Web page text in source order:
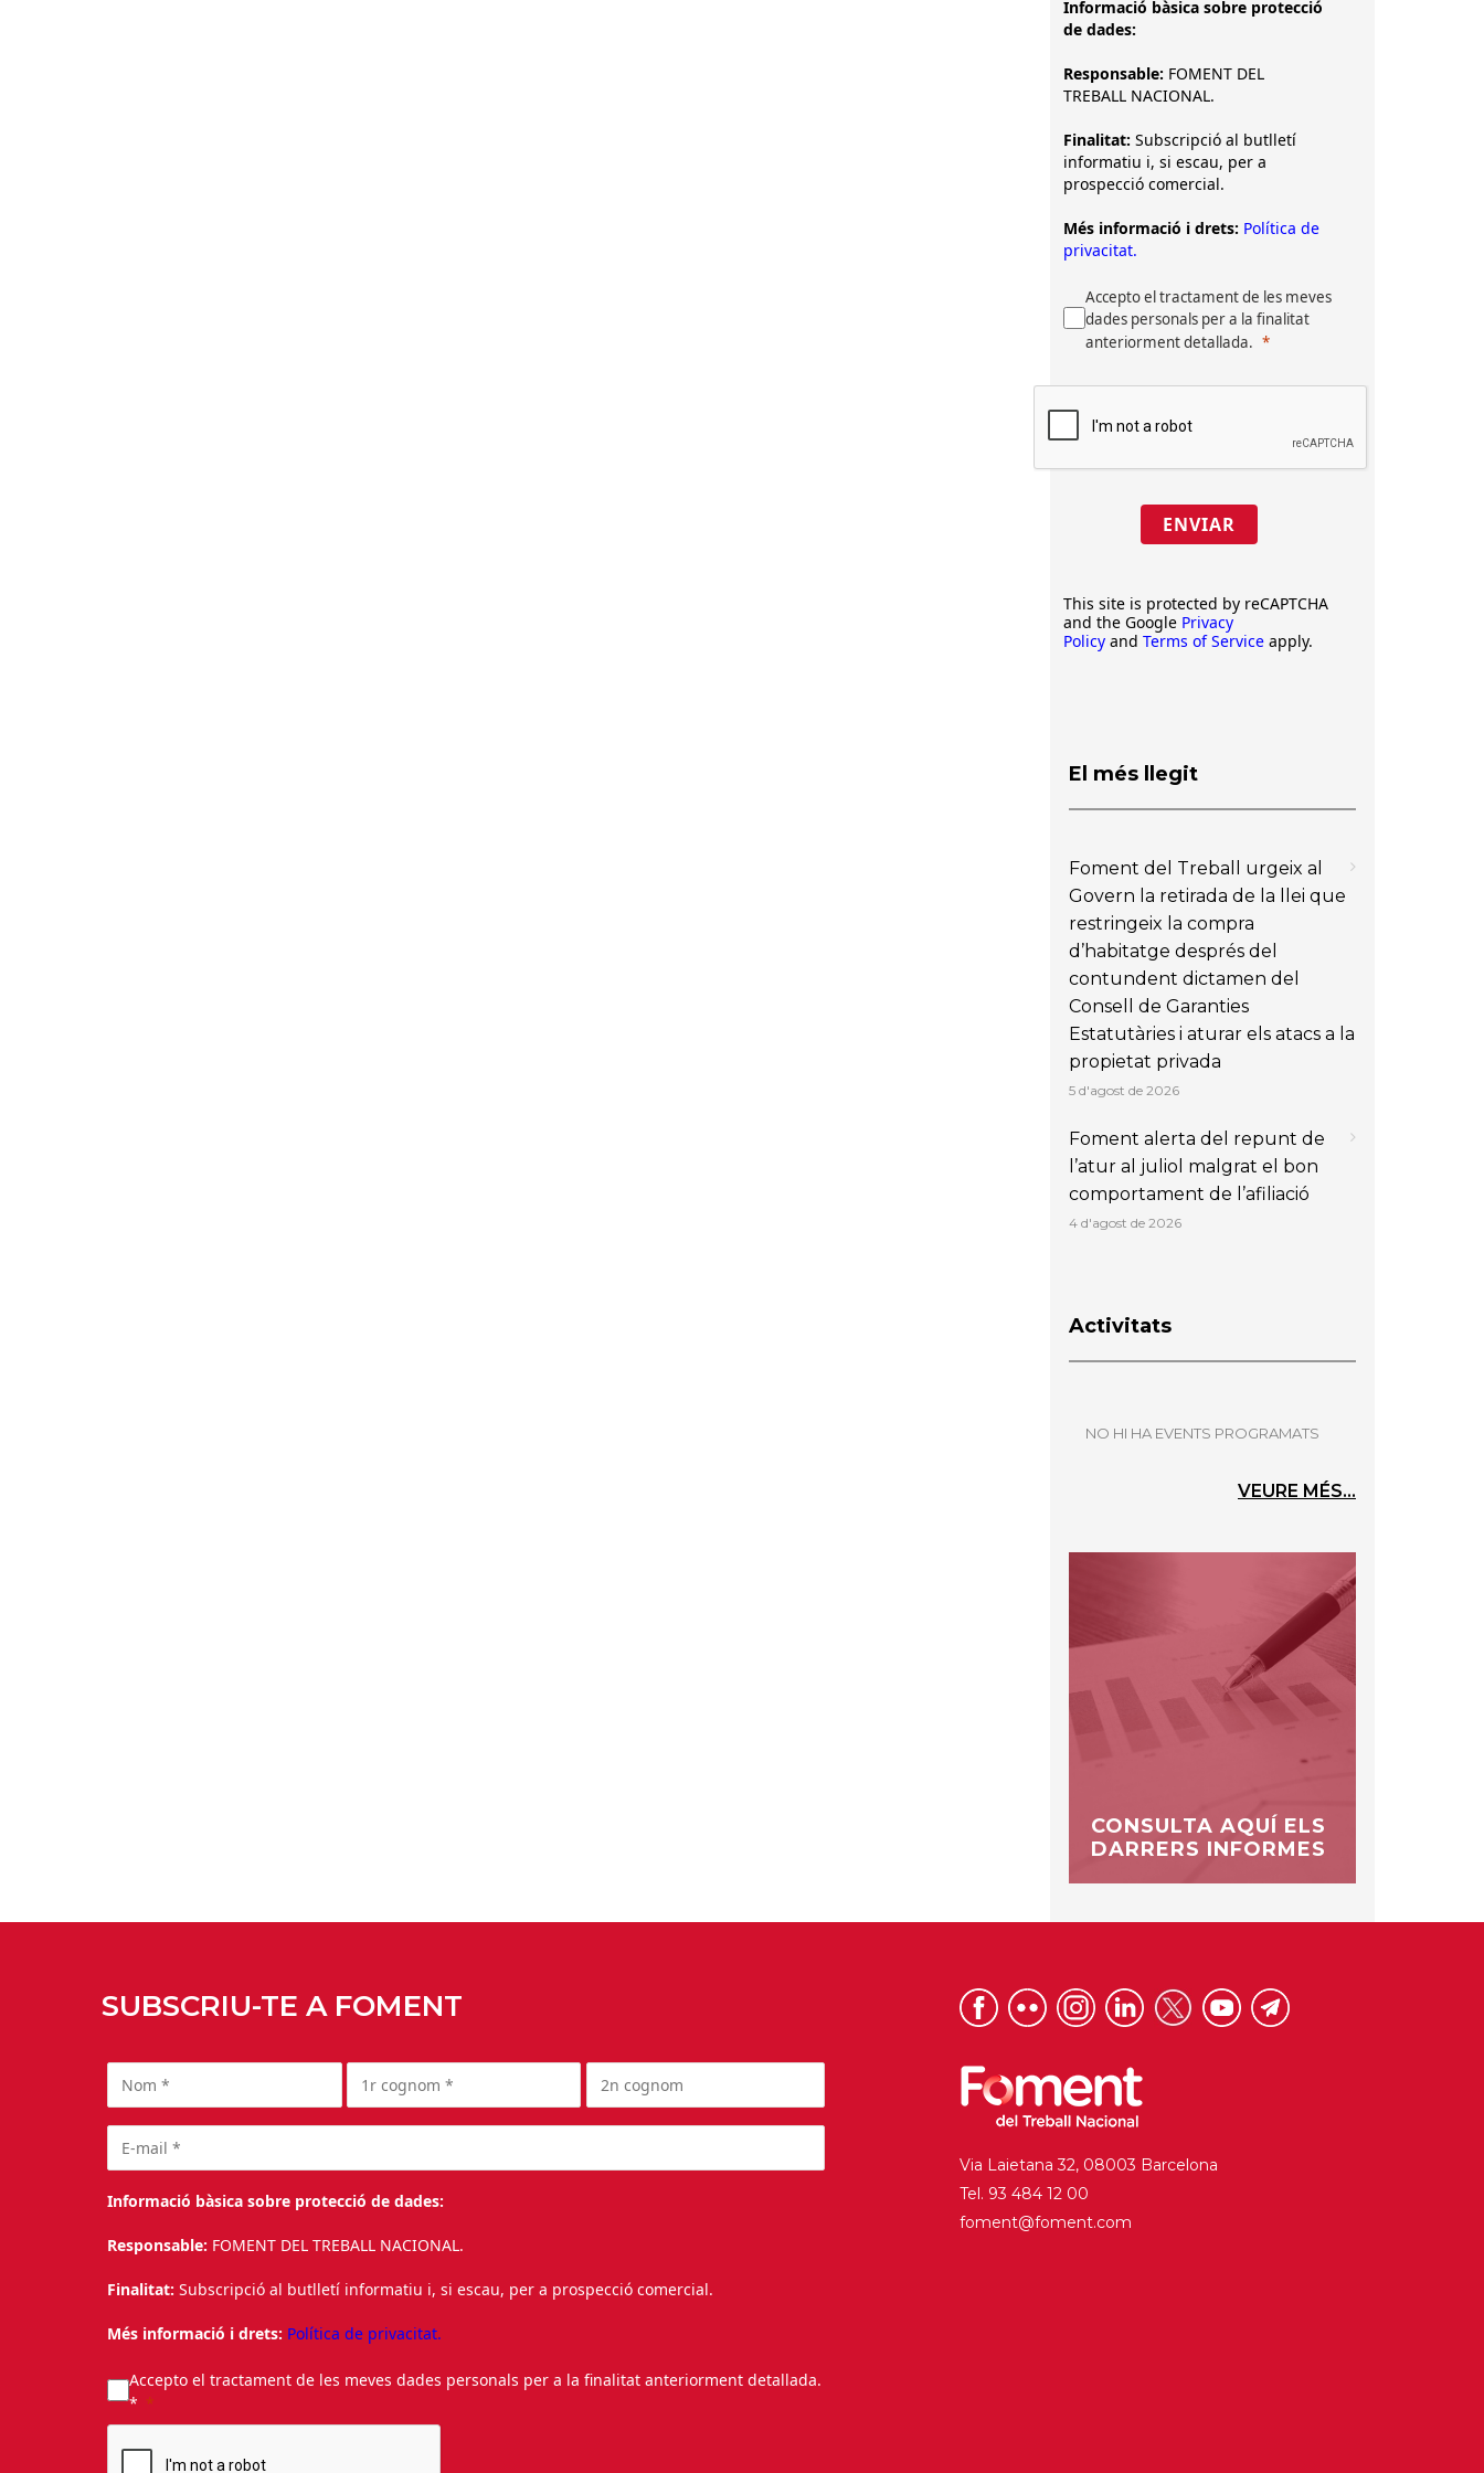
Informació bàsica sobre protecció
de dades:
Responsable: FOMENT DEL
TREBALL NACIONAL.
Finalitat: Subscripció al butlletí
informatiu i, si escau, per a
prospecció comercial.
Més informació i drets: Política de
privacitat.
Accepto el tractament de les meves
dades personals per a la finalitat
anteriorment detallada.
ENVIAR
This site is protected by reCAPTCHA
and the Google Privacy
Policy and Terms of Service apply.
El més llegit
Foment del Treball urgeix al
Govern la retirada de la llei que
restringeix la compra
d’habitatge després del
contundent dictamen del
Consell de Garanties
Estatutàries i aturar els atacs a la
propietat privada
5 d'agost de 2026
Foment alerta del repunt de
l’atur al juliol malgrat el bon
comportament de l’afiliació
4 d'agost de 2026
Activitats
NO HI HA EVENTS PROGRAMATS
VEURE MÉS...
CONSULTA AQUÍ ELS
DARRERS INFORMES
SUBSCRIU-TE A FOMENT
Informació bàsica sobre protecció de dades:
Responsable: FOMENT DEL TREBALL NACIONAL.
Finalitat: Subscripció al butlletí informatiu i, si escau, per a prospecció comercial.
Més informació i drets: Política de privacitat.
Accepto el tractament de les meves dades personals per a la finalitat anteriorment detallada.
*
Via Laietana 32, 08003 Barcelona
Tel. 93 484 12 00
foment@foment.com